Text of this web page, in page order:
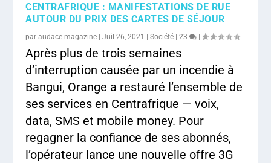
%
CENTRAFRIQUE : MANIFESTATIONS DE RUE
AUTOUR DU PRIX DES CARTES DE SÉJOUR
paraudace magazine |Juil 26, 2021 |Société |23 |
Après plus de trois semaines
d’interruption causée par un incendie à
Bangui, Orange a restauré l’ensemble de
ses services en Centrafrique — voix,
data, SMS et mobile money. Pour
regagner la confiance de ses abonnés,
l’opérateur lance une nouvelle offre 3G